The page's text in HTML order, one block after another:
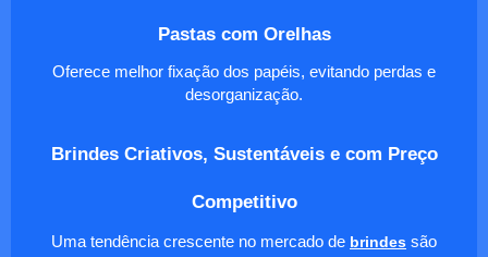
Pastas com Orelhas
Oferece melhor fixação dos papéis, evitando perdas e
desorganização.
Brindes Criativos, Sustentáveis e com Preço
Competitivo
Uma tendência crescente no mercado de brindes são